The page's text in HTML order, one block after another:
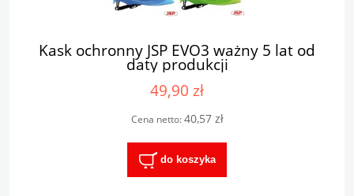
Kask ochronny JSP EVO3 ważny 5 lat od
daty produkcji
49,90 zł
Cena netto:40,57 zł
do koszyka